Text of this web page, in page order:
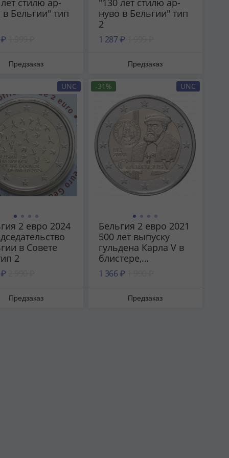
стилю ар-
в Бельгии" тип
Предзаказ
"130 лет стилю ар-
нуво в Бельгии" тип
2
1 287 ₽
Предзаказ
UNC
2 евро 2024
в Совете
2
Предзаказ
-31% UNC
Бельгия 2 евро 2021
500 лет выпуску
гульдена Карла V в
блистере,
случайный тип
надписи на
1 366 ₽
Предзаказ